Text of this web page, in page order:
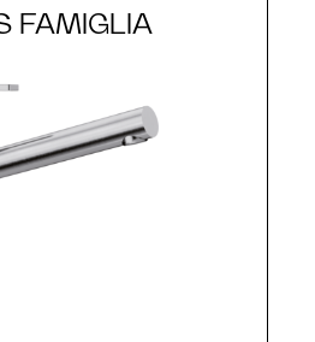
FAMIGLIA